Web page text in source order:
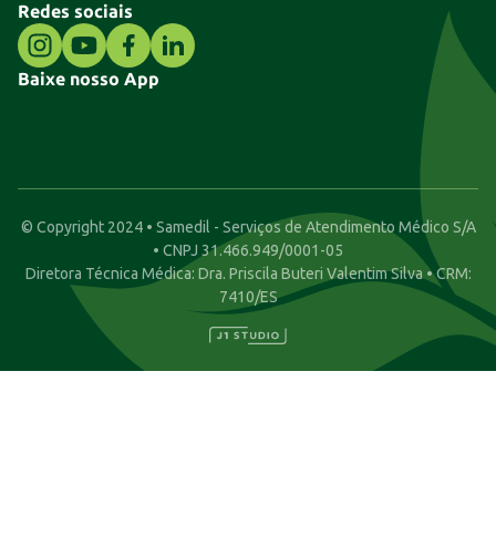
Redes sociais
Baixe nosso App
© Copyright 2024 • Samedil - Serviços de Atendimento Médico S/A
• CNPJ 31.466.949/0001-05
Diretora Técnica Médica: Dra. Priscila Buteri Valentim Silva • CRM:
7410/ES